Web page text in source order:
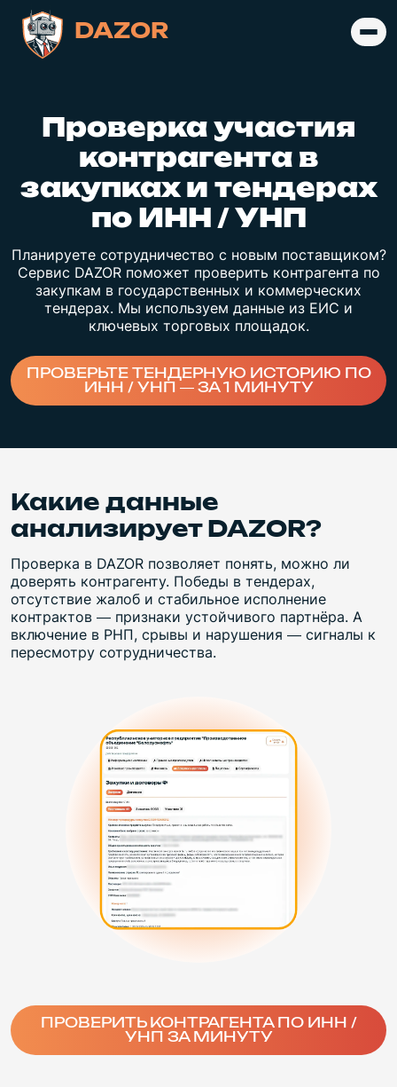
DAZOR
Проверка участия
контрагента в
закупках и тендерах
по ИНН / УНП
Планируете сотрудничество с новым поставщиком?
Сервис DAZOR поможет проверить контрагента по
закупкам в государственных и коммерческих
тендерах. Мы используем данные из ЕИС и
ключевых торговых площадок.
ПРОВЕРЬТЕ ТЕНДЕРНУЮ ИСТОРИЮ ПО
ИНН / УНП — ЗА 1 МИНУТУ
Какие данные
анализирует DAZOR?
Проверка в DAZOR позволяет понять, можно ли
доверять контрагенту. Победы в тендерах,
отсутствие жалоб и стабильное исполнение
контрактов — признаки устойчивого партнёра. А
включение в РНП, срывы и нарушения — сигналы к
пересмотру сотрудничества.
ПРОВЕРИТЬ КОНТРАГЕНТА ПО ИНН /
УНП ЗА МИНУТУ